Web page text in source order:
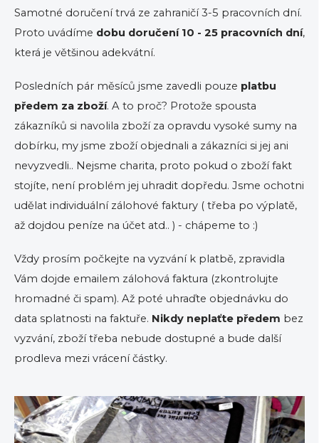
Samotné doručení trvá ze zahraničí 3-5 pracovních dní.
Proto uvádíme dobu doručení 10 - 25 pracovních dní,
která je většinou adekvátní.
Posledních pár měsíců jsme zavedli pouze platbu
předem za zboží. A to proč? Protože spousta
zákazníků si navolila zboží za opravdu vysoké sumy na
dobírku, my jsme zboží objednali a zákazníci si jej ani
nevyzvedli.. Nejsme charita, proto pokud o zboží fakt
stojíte, není problém jej uhradit dopředu. Jsme ochotni
udělat individuální zálohové faktury ( třeba po výplatě,
až dojdou peníze na účet atd.. ) - chápeme to :)
Vždy prosím počkejte na vyzvání k platbě, zpravidla
Vám dojde emailem zálohová faktura (zkontrolujte
hromadné či spam). Až poté uhraďte objednávku do
data splatnosti na faktuře. Nikdy neplaťte předem bez
vyzvání, zboží třeba nebude dostupné a bude další
prodleva mezi vrácení částky.